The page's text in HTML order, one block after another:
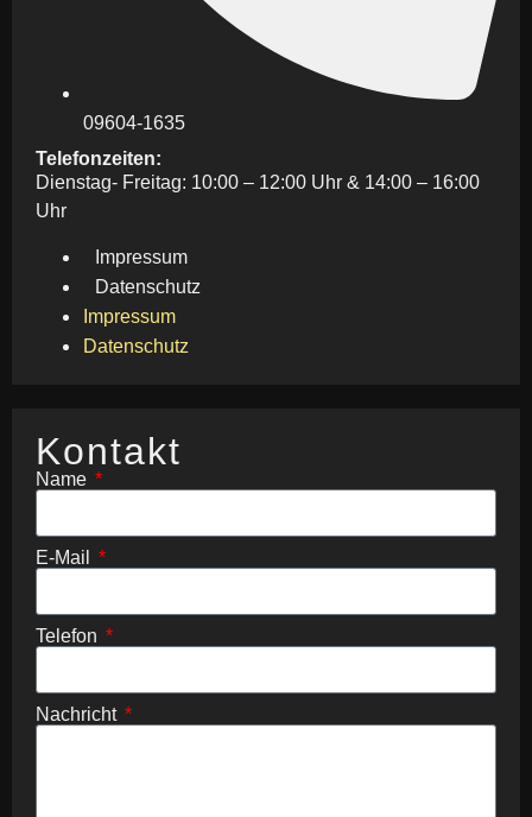
09604-1635
Telefonzeiten:
Dienstag- Freitag: 10:00 – 12:00 Uhr & 14:00 – 16:00
Uhr
Impressum
Datenschutz
Impressum
Datenschutz
Kontakt
Name
E-Mail
Telefon
Nachricht